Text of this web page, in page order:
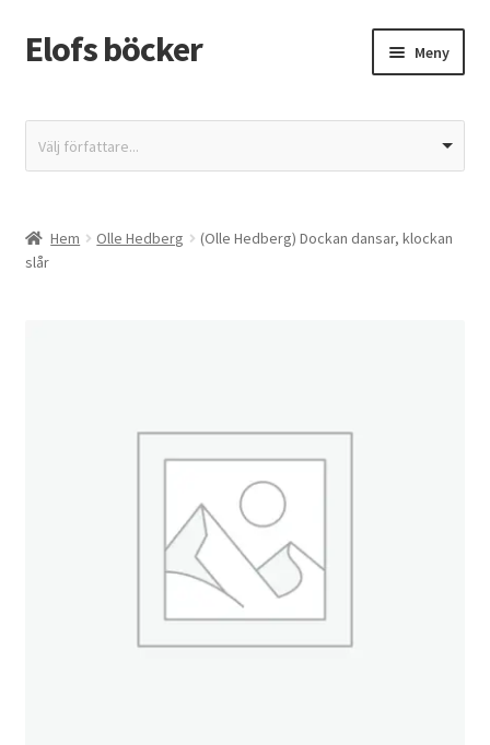
Hoppa
till
Hoppa
till
Elofs böcker Meny
Återbetalnings- och returpolicy
Välj författare...
Hem Olle Hedberg
(Olle Hedberg) Dockan dansar, klockan
slår